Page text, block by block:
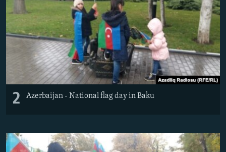
2 Azerbaijan - National flag day in Baku